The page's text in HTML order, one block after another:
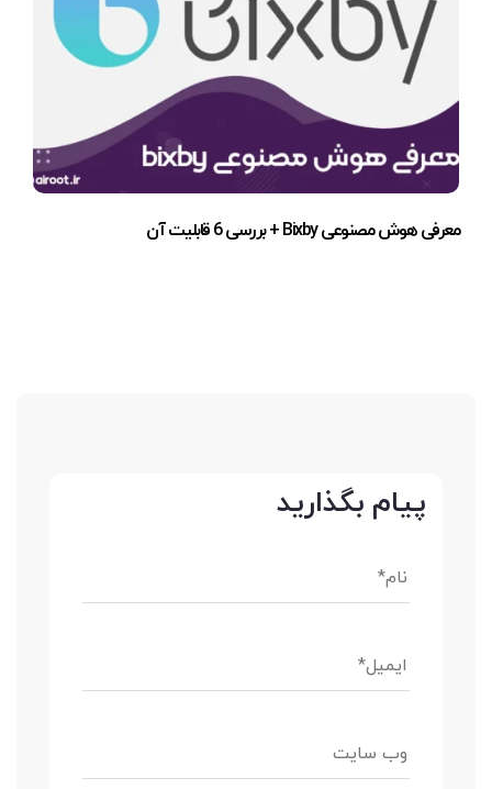
معرفی هوش مصنوعی Bixby + بررسی 6 قابلیت آن
پیام بگذارید